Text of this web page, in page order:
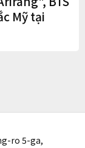
Mỹ tại
ro 5-ga,